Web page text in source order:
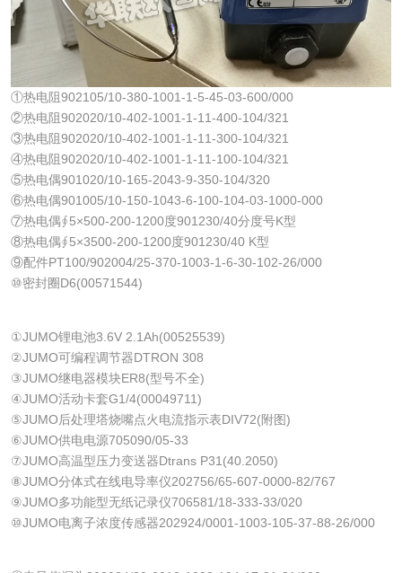
①热电阻902105/10-380-1001-1-5-45-03-600/000
②热电阻902020/10-402-1001-1-11-400-104/321
③热电阻902020/10-402-1001-1-11-300-104/321
④热电阻902020/10-402-1001-1-11-100-104/321
⑤热电偶901020/10-165-2043-9-350-104/320
⑥热电偶901005/10-150-1043-6-100-104-03-1000-000
⑦热电偶∮5×500-200-1200度901230/40分度号K型
⑧热电偶∮5×3500-200-1200度901230/40 K型
⑨配件PT100/902004/25-370-1003-1-6-30-102-26/000
⑩密封圈D6(00571544)
①JUMO锂电池3.6V 2.1Ah(00525539)
②JUMO可编程调节器DTRON 308
③JUMO继电器模块ER8(型号不全)
④JUMO活动卡套G1/4(00049711)
⑤JUMO后处理塔烧嘴点火电流指示表DIV72(附图)
⑥JUMO供电电源705090/05-33
⑦JUMO高温型压力变送器Dtrans P31(40.2050)
⑧JUMO分体式在线电导率仪202756/65-607-0000-82/767
⑨JUMO多功能型无纸记录仪706581/18-333-33/020
⑩JUMO电离子浓度传感器202924/0001-1003-105-37-88-26/000